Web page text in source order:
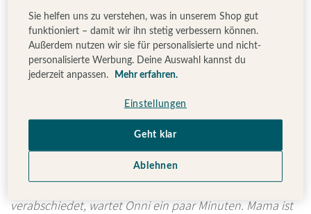
lange möchte Onni nicht warten. Er ist doch eigentlich
schon groß, viel größer als Finn, sein bester Freund. Na
ja, wenigstens ein bisschen größer. Und außerdem ist er
ziemlich mutig! Das Beste ist wohl, wenn er Papa
denn Onni kann sich beinahe unsichtbar machen, beim
Versteckspielen mit seinen Freunden gewinnt er fast
immer.
Als Papa sich am nächsten Morgen nach dem Frühstück
verabschiedet, wartet Onni ein paar Minuten. Mama ist
Sie helfen uns zu verstehen, was in unserem Shop gut
funktioniert – damit wir ihn stetig verbessern können.
Außerdem nutzen wir sie für personalisierte und nicht-
personalisierte Werbung. Deine Auswahl kannst du
jederzeit anpassen.
Mehr erfahren.
Einstellungen
Ablehnen
Geht klar